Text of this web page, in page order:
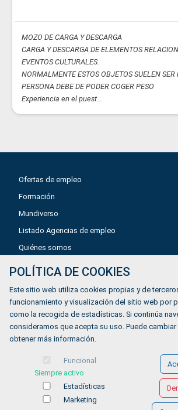
MOZO DE CARGA Y DESCARGA
CARGA Y DESCARGA DE ELEMENTOS
EVENTOS CULTURALES.
NORMALMENTE ESTOS OBJETOS SUELEN SER
PERSONA DEBE DE PODER COGER PESO
Experiencia en el puest...
Ofertas de empleo
Formación
Mundiverso
Listado Agencias de empleo
Quiénes somos
Política de privacidad
Política de Cookies
Accesibilidad
POLÍTICA DE COOKIES
Este sitio web utiliza cookies propias y de
funcionamiento y visualización del sitio web por
como la recogida de estadísticas. Si continúa
consideramos que acepta su uso. Puede
obtener más información.
Funcional
Siempre activo
Estadísticas
Marketing